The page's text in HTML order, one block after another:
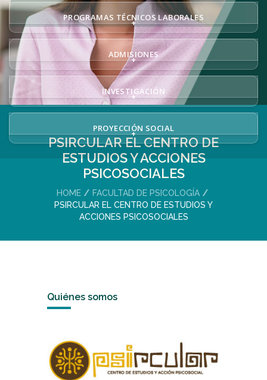
PROGRAMAS TÉCNICOS LABORALES
+
ADMISIONES
+
INVESTIGACIÓN
+
PROYECCIÓN SOCIAL
+
PSIRCULAR EL CENTRO DE
ESTUDIOS Y ACCIONES
PSICOSOCIALES
HOME
FACULTAD DE PSICOLOGÍA
PSIRCULAR EL CENTRO DE ESTUDIOS Y
ACCIONES PSICOSOCIALES
Quiénes somos